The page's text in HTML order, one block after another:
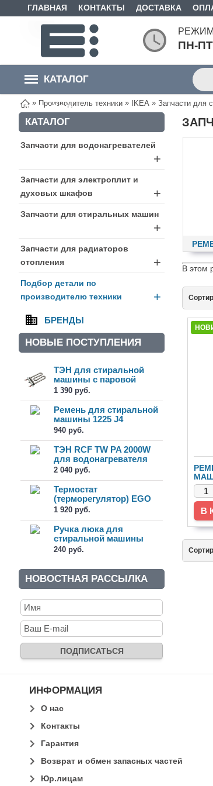
ГЛАВНАЯ КОНТАКТЫ ДОСТАВКА
ПН-
КАТАЛОГ
ТОВАРОВ
» Производитель техники » IKEA » Запчасти для
КАТАЛОГ
Запчасти для водонагревателей
+
Запчасти для электроплит и
духовых шкафов
+
Запчасти для стиральных машин
+
Запчасти для радиаторов
отопления
+
Подбор детали по
производителю техники
+
БРЕНДЫ
НОВЫЕ ПОСТУПЛЕНИЯ
ТЭН для стиральной
машины с паровой
очисткой 11...
1 390 руб.
Ремень для стиральной
машины 1225 J4
940 руб.
ТЭН RCF TW PA 2000W
для водонагревателя
(184281)
2 040 руб.
Термостат
(терморегулятор) EGO
55.18279.020 для...
1 920 руб.
Ручка люка для
стиральной машины
Samsung (DC64-...
240 руб.
НОВОСТНАЯ РАССЫЛКА
В этом
ИНФОРМАЦИЯ
О нас
Контакты
Гарантия
Возврат и обмен запасных частей
Юр.лицам